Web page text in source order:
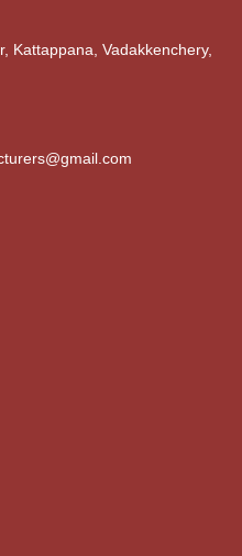
Kattappana, Vadakkenchery,